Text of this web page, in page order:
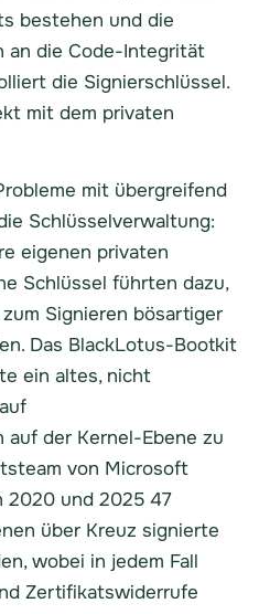
bestehen und die
an die Code-Integrität
die Signierschlüssel.
mit dem privaten
mit übergreifend
Schlüsselverwaltung:
eigenen privaten
Schlüssel führten dazu,
Signieren bösartiger
Das BlackLotus-Bootkit
ein altes, nicht
der Kernel-Ebene zu
von Microsoft
2020 und 2025 47
über Kreuz signierte
wobei in jedem Fall
Zertifikatswiderrufe